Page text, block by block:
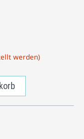
werden)